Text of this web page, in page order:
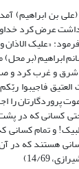
بن ابراهیم)
عرض کرد
«علیک الاذان
ابراهیم (بر
و غرب کرد و
العتیق فاجیبوا
پروردگارتان را
کسانی که در
و تمام
هستند که در
14/69)